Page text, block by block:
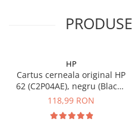
SSD-uri externe
Hard disk-uri externe
Card reader
Placi captura
HP
Cartus cerneala original HP
62 (C2P04AE), negru (Black),
200 pagini
118,99 RON